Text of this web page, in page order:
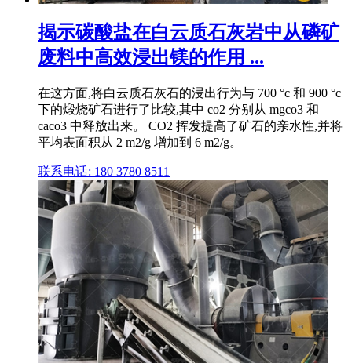
揭示碳酸盐在白云质石灰岩中从磷矿
废料中高效浸出镁的作用 ...
在这方面,将白云质石灰石的浸出行为与 700 °c 和 900 °c
下的煅烧矿石进行了比较,其中 co2 分别从 mgco3 和
caco3 中释放出来。 CO2 挥发提高了矿石的亲水性,并将
平均表面积从 2 m2/g 增加到 6 m2/g。
联系电话: 180 3780 8511